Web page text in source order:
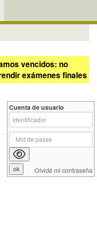
vencidos: no
exámenes finales
Cuenta de usuario
Olvidé mi contraseña